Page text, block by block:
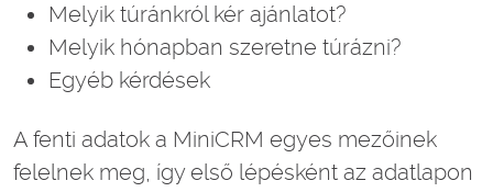
Melyik túránkról kér ajánlatot?
Melyik hónapban szeretne túrázni?
Egyéb kérdések
A fenti adatok a MiniCRM egyes mezőinek
felelnek meg, így első lépésként az adatlapon